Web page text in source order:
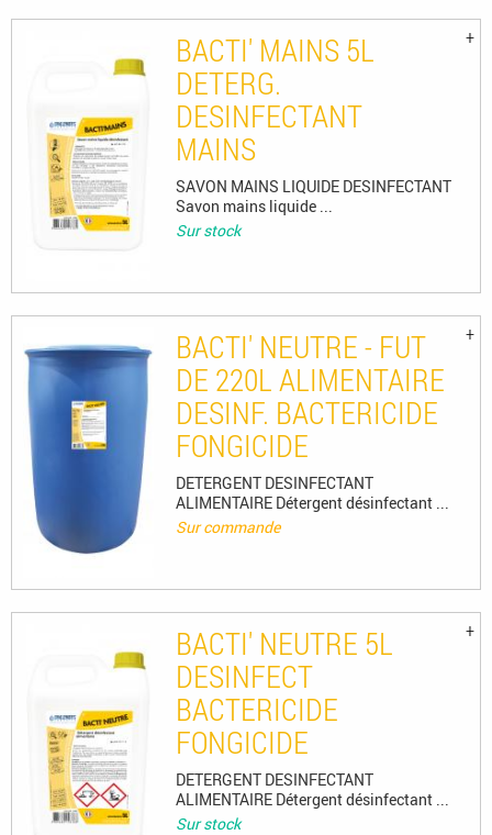
BACTI' MAINS 5L
DETERG.
DESINFECTANT
MAINS
SAVON MAINS LIQUIDE DESINFECTANT
Savon mains liquide ...
Sur stock
BACTI' NEUTRE - FUT
DE 220L ALIMENTAIRE
DESINF. BACTERICIDE
FONGICIDE
DETERGENT DESINFECTANT
ALIMENTAIRE Détergent désinfectant ...
Sur commande
BACTI' NEUTRE 5L
DESINFECT
BACTERICIDE
FONGICIDE
DETERGENT DESINFECTANT
ALIMENTAIRE Détergent désinfectant ...
Sur stock